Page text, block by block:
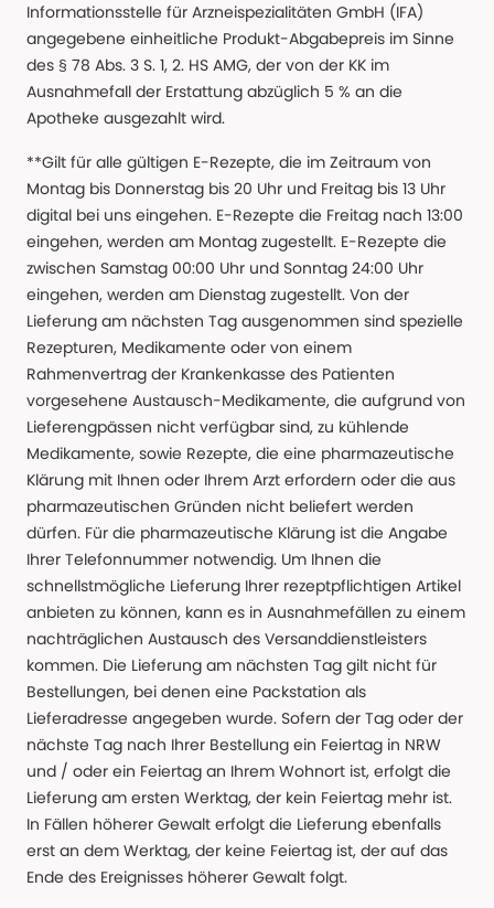
Informationsstelle für Arzneispezialitäten GmbH (IFA)
angegebene einheitliche Produkt-Abgabepreis im Sinne
des § 78 Abs. 3 S. 1, 2. HS AMG, der von der KK im
Ausnahmefall der Erstattung abzüglich 5 % an die
Apotheke ausgezahlt wird.
**Gilt für alle gültigen E-Rezepte, die im Zeitraum von
Montag bis Donnerstag bis 20 Uhr und Freitag bis 13 Uhr
digital bei uns eingehen. E-Rezepte die Freitag nach 13:00
eingehen, werden am Montag zugestellt. E-Rezepte die
zwischen Samstag 00:00 Uhr und Sonntag 24:00 Uhr
eingehen, werden am Dienstag zugestellt. Von der
Lieferung am nächsten Tag ausgenommen sind spezielle
Rezepturen, Medikamente oder von einem
Rahmenvertrag der Krankenkasse des Patienten
vorgesehene Austausch-Medikamente, die aufgrund von
Lieferengpässen nicht verfügbar sind, zu kühlende
Medikamente, sowie Rezepte, die eine pharmazeutische
Klärung mit Ihnen oder Ihrem Arzt erfordern oder die aus
pharmazeutischen Gründen nicht beliefert werden
dürfen. Für die pharmazeutische Klärung ist die Angabe
Ihrer Telefonnummer notwendig. Um Ihnen die
schnellstmögliche Lieferung Ihrer rezeptpflichtigen Artikel
anbieten zu können, kann es in Ausnahmefällen zu einem
nachträglichen Austausch des Versanddienstleisters
kommen. Die Lieferung am nächsten Tag gilt nicht für
Bestellungen, bei denen eine Packstation als
Lieferadresse angegeben wurde. Sofern der Tag oder der
nächste Tag nach Ihrer Bestellung ein Feiertag in NRW
und / oder ein Feiertag an Ihrem Wohnort ist, erfolgt die
Lieferung am ersten Werktag, der kein Feiertag mehr ist.
In Fällen höherer Gewalt erfolgt die Lieferung ebenfalls
erst an dem Werktag, der keine Feiertag ist, der auf das
Ende des Ereignisses höherer Gewalt folgt.